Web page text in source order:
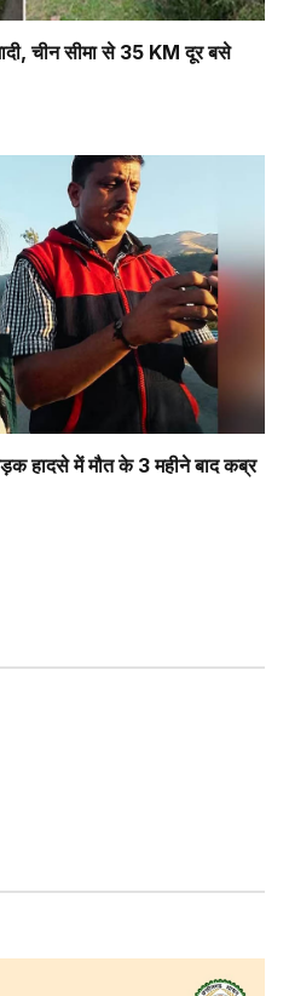
चीन सीमा से 35 KM दूर बसे
हादसे में मौत के 3 महीने बाद कब्र